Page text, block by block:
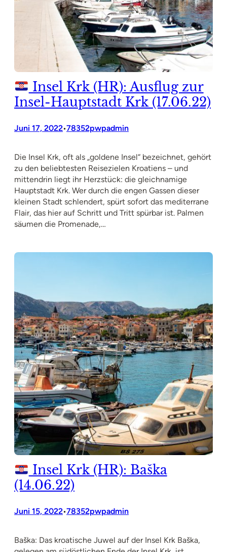
Insel Krk (HR): Ausflug zur
Insel-Hauptstadt Krk (17.06.22)
Juni 17, 2022•78352pwpadmin
Die Insel Krk, oft als „goldene Insel“ bezeichnet, gehört
zu den beliebtesten Reisezielen Kroatiens – und
mittendrin liegt ihr Herzstück: die gleichnamige
Hauptstadt Krk. Wer durch die engen Gassen dieser
kleinen Stadt schlendert, spürt sofort das mediterrane
Flair, das hier auf Schritt und Tritt spürbar ist. Palmen
säumen die Promenade,…
Insel Krk (HR): Baška
(14.06.22)
Juni 15, 2022•78352pwpadmin
Baška: Das kroatische Juwel auf der Insel Krk Baška,